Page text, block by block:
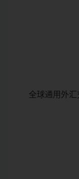
全球通用外